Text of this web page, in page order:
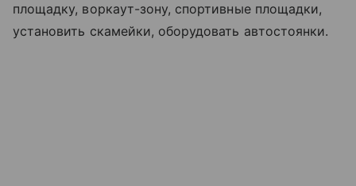
площадку, воркаут-зону, спортивные площадки,
установить скамейки, оборудовать автостоянки.